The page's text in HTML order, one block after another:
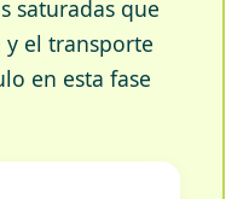
saturadas que
el transporte
en esta fase